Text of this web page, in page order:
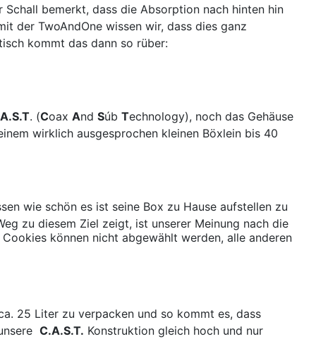
bemerkt, dass die Absorption nach hinten hin
der TwoAndOne wissen wir, dass dies ganz
kommt das dann so rüber:
. (Coax And Súb Technology), noch das Gehäuse
wirklich ausgesprochen kleinen Böxlein bis 40
wie schön es ist seine Box zu Hause aufstellen zu
zu diesem Ziel zeigt, ist unserer Meinung nach die
25 Liter zu verpacken und so kommt es, dass
C.A.S.T. Konstruktion gleich hoch und nur
können nicht abgewählt werden, alle anderen